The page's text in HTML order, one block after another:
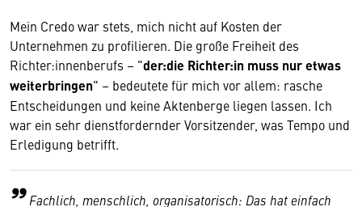
Mein Credo war stets, mich nicht auf Kosten der
Unternehmen zu profilieren. Die große Freiheit des
Richter:innenberufs – "der:die Richter:in muss nur etwas
weiterbringen" – bedeutete für mich vor allem: rasche
Entscheidungen und keine Aktenberge liegen lassen. Ich
war ein sehr dienstfordernder Vorsitzender, was Tempo und
Erledigung betrifft.
Fachlich, menschlich, organisatorisch: Das hat einfach